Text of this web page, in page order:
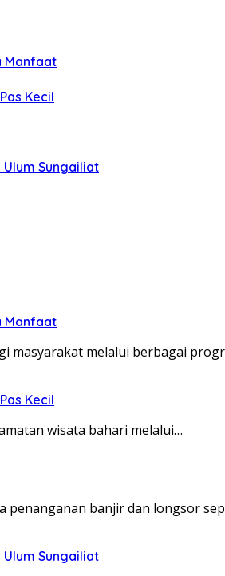
Manfaat
Kecil
Ulum Sungailiat
Manfaat
masyarakat melalui berbagai
Kecil
wisata bahari melalui…
penanganan banjir dan longsor
Ulum Sungailiat